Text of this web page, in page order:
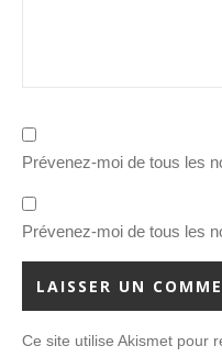
Prévenez-moi de tous les
Prévenez-moi de tous les
Ce site utilise Akismet pour